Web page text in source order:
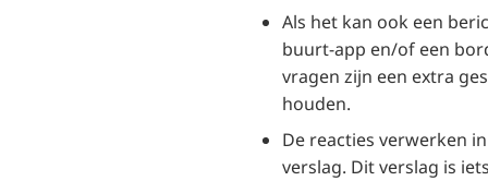
Als het kan ook een
buurt-app en/of een
vragen zijn een extra
houden.
De reacties verwerken
verslag. Dit verslag is